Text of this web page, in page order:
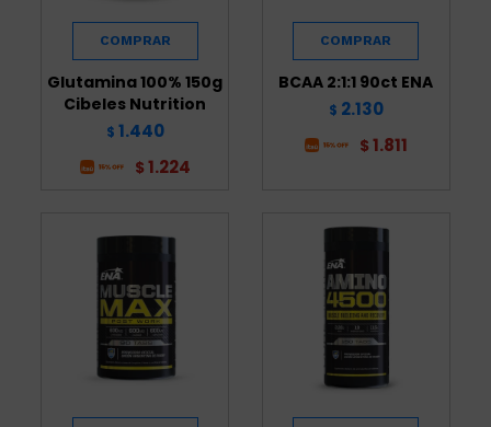
Glutamina 100% 150g
Cibeles Nutrition
$ 1.440
$ 1.224
BCAA 2:1:1 90ct ENA
$ 2.130
$ 1.811